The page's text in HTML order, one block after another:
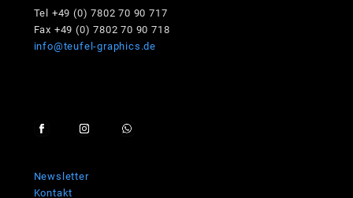
Tel +49 (0) 7802 70 90 717
Fax +49 (0) 7802 70 90 718
info@teufel-graphics.de
Newsletter
Kontakt